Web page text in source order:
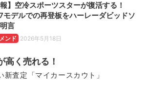
報】空冷スポーツスターが復活する！
モデルでの再登板をハーレーダビッドソ
言
ンド 2026年5月18日
高く売れる！
新査定「マイカースカウト」